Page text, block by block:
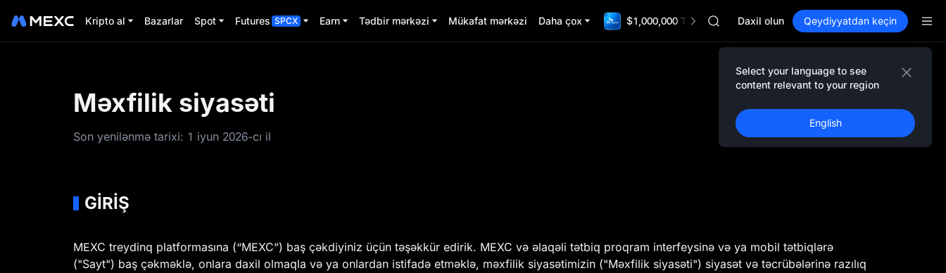
Kripto al Bazarlar Spot Futures SPCX Earn Tədbir mərkəzi Mükafat mərkəzi Daha çox $1,000,000 TradFi GalaAAOI
UNITREE STAR Market Subscription on Aug 10
SPCX rises despite lock-up expiry
GOLD(XAU)
SKYAI
UNITREE STAR Market Subscription on Aug 10
SPCX rises despite lock-up expiry
Daxil olun Qeydiyyatdan keçin
Select your language to see
content relevant to your region
English
Məxfilik siyasəti
Son yenilənmə tarixi: 1 iyun 2026-cı il
GİRİŞ
MEXC treydinq platformasına (“MEXC”) baş çəkdiyiniz üçün təşəkkür edirik. MEXC və əlaqəli tətbiq proqram interfeysinə və ya mobil tətbiqlərə
("Sayt") baş çəkməklə, onlara daxil olmaqla və ya onlardan istifadə etməklə, məxfilik siyasətimizin ("Məxfilik siyasəti") siyasət və təcrübələrinə razılıq